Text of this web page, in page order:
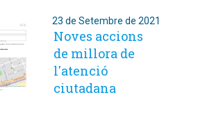
23 de Setembre de 2021
Noves accions
de millora de
l'atenció
ciutadana